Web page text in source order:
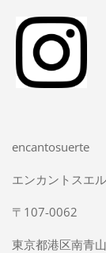
encantosuerte
エンカントスエ
〒107-0062
東京都港区南青